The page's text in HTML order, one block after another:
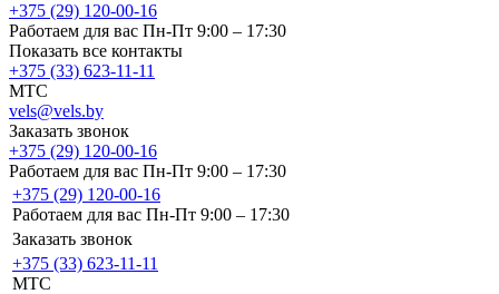
+375 (29) 120-00-16
Работаем для вас Пн-Пт 9:00 – 17:30
Показать все контакты
+375 (33) 623-11-11
MTC
vels@vels.by
Заказать звонок
+375 (29) 120-00-16
Работаем для вас Пн-Пт 9:00 – 17:30
+375 (29) 120-00-16
Работаем для вас Пн-Пт 9:00 – 17:30
Заказать звонок
+375 (33) 623-11-11
MTC